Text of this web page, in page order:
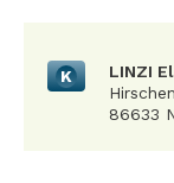
K
LINZI
86633